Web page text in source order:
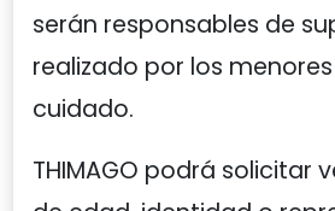
serán responsables de
realizado por los
cuidado.
THIMAGO podrá solicitar